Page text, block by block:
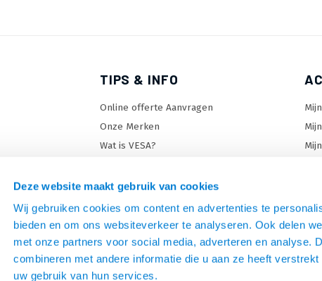
Deze website maakt gebruik van cookies
Wij gebruiken cookies om content en advertenties te
bieden en om ons websiteverkeer te analyseren. Ook delen
met onze partners voor social media, adverteren en analyse.
combineren met andere informatie die u aan ze heeft
uw gebruik van hun services.
TIPS & INFO
Online offerte Aanvragen
Onze Merken
Wat is VESA?
TV standaard keuzehulp
TV lift keuzehulp
Monitorarm keuzehulp
SiteMap